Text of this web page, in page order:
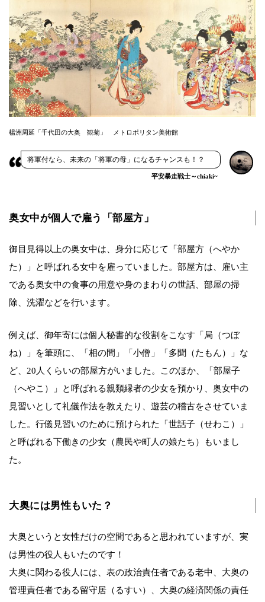
楊洲周延「千代田の大奥 観菊」 メトロポリタン美術館
将軍付なら、未来の「将軍の母」になるチャンスも！？
平安暴走戦士～chiaki~
奥女中が個人で雇う「部屋方」
御目見得以上の奥女中は、身分に応じて「部屋方（へやか
た）」と呼ばれる女中を雇っていました。部屋方は、雇い主
である奥女中の食事の用意や身のまわりの世話、部屋の掃
除、洗濯などを行います。
例えば、御年寄には個人秘書的な役割をこなす「局（つぼ
ね）」を筆頭に、「相の間」「小僧」「多聞（たもん）」な
ど、20人くらいの部屋方がいました。このほか、「部屋子
（へやこ）」と呼ばれる親類縁者の少女を預かり、奥女中の
見習いとして礼儀作法を教えたり、遊芸の稽古をさせていま
した。行儀見習いのために預けられた「世話子（せわこ）」
と呼ばれる下働きの少女（農民や町人の娘たち）もいまし
た。
大奥には男性もいた？
大奥というと女性だけの空間であると思われていますが、実
は男性の役人もいたのです！
大奥に関わる役人には、表の政治責任者である老中、大奥の
管理責任者である留守居（るすい）、大奥の経済関係の責任